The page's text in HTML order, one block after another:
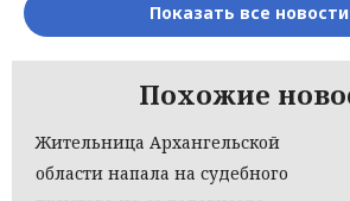
Показать все новости
Похожие
Жительница Архангельской
области напала на судебного